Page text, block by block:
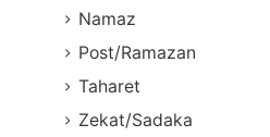
Namaz
Post/Ramazan
Taharet
Zekat/Sadaka